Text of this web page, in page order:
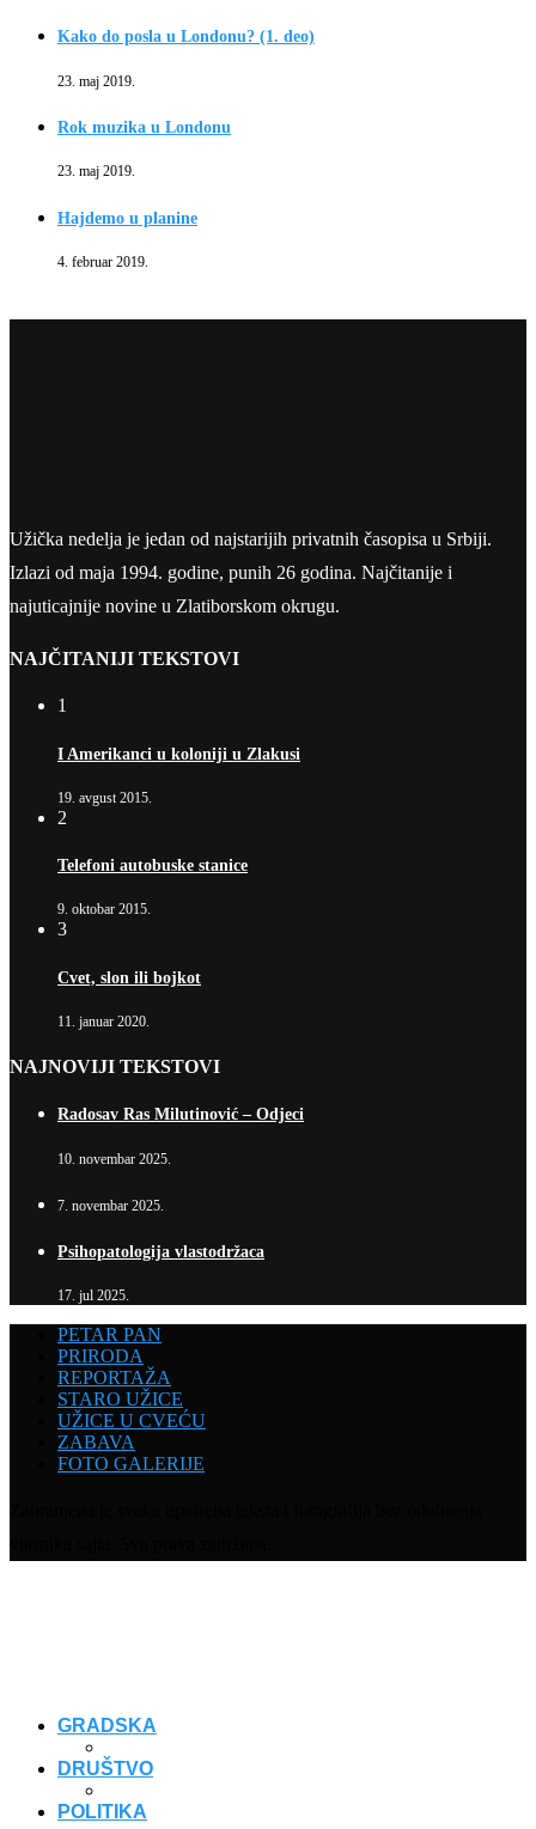
Kako do posla u Londonu? (1. deo)
23. maj 2019.
Rok muzika u Londonu
23. maj 2019.
Hajdemo u planine
4. februar 2019.
Užička nedelja je jedan od najstarijih privatnih časopisa u Srbiji.
Izlazi od maja 1994. godine, punih 26 godina. Najčitanije i
najuticajnije novine u Zlatiborskom okrugu.
NAJČITANIJI TEKSTOVI
1
I Amerikanci u koloniji u Zlakusi
19. avgust 2015.
2
Telefoni autobuske stanice
9. oktobar 2015.
3
Cvet, slon ili bojkot
11. januar 2020.
NAJNOVIJI TEKSTOVI
Radosav Ras Milutinović – Odjeci
10. novembar 2025.
7. novembar 2025.
Psihopatologija vlastodržaca
17. jul 2025.
PETAR PAN
PRIRODA
REPORTAŽA
STARO UŽICE
UŽICE U CVEĆU
ZABAVA
FOTO GALERIJE
GRADSKA
DRUŠTVO
POLITIKA